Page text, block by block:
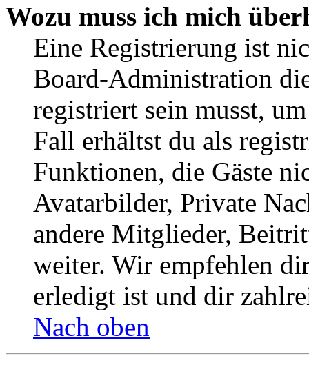
Wozu muss ich mich
Eine Registrierung ist
Board-Administration
registriert sein musst,
Fall erhältst du als
Funktionen, die Gäste
Avatarbilder, Private
andere Mitglieder,
weiter. Wir empfehlen
erledigt ist und dir
Nach oben